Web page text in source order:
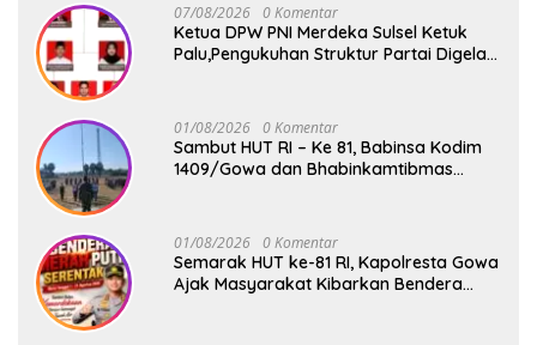
07/08/2026 0 Komentar
Ketua DPW PNI Merdeka Sulsel Ketuk
Palu,Pengukuhan Struktur Partai Digelar
01/08/2026 0 Komentar
Sambut HUT RI – Ke 81, Babinsa Kodim
1409/Gowa dan Bhabinkamtibmas
01/08/2026 0 Komentar
Semarak HUT ke-81 RI, Kapolresta Gowa
Ajak Masyarakat Kibarkan Bendera